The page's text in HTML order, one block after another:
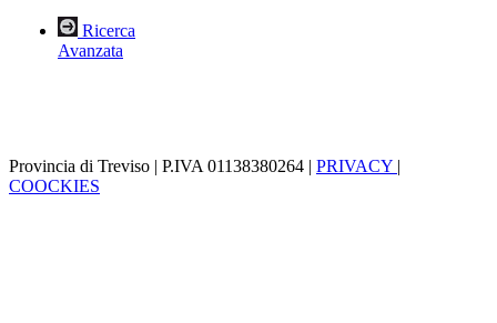
Ricerca
Avanzata
Provincia di Treviso | P.IVA 01138380264 | PRIVACY |
COOCKIES